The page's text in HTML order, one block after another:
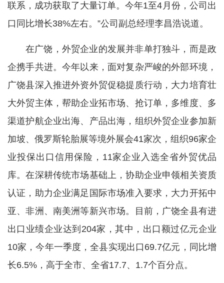
联系，成功获取了大量订单。今年1至4月份，公司出
口同比增长38%左右。”公司副总经理李昌浩说道。
在广饶，外贸企业的发展并非单打独斗，而是政
企携手共进。今年以来，面对复杂严峻的外部环境，
广饶县深入推进外资外贸促稳提质行动，大力培育壮
大外贸主体，帮助企业拓市场、抢订单，多维度、多
渠道护航企业出海、产品出海，组织外贸企业参加新
加坡、俄罗斯轮胎展等境外展会41家次，组织96家企
业投保出口信用保险，11家企业入选全省外贸优品
库。在深耕传统市场基础上，协助企业申领相关资质
认证，助力企业满足国际市场准入要求，大力开拓中
亚、非洲、南美洲等新兴市场。目前，广饶全县有进
出口业绩企业达到204家，其中，出口额过亿元企业
10家，今年一季度，全县实现出口69.7亿元，同比增
长6.5%，高于全市、全省17.7、1.7个百分点。